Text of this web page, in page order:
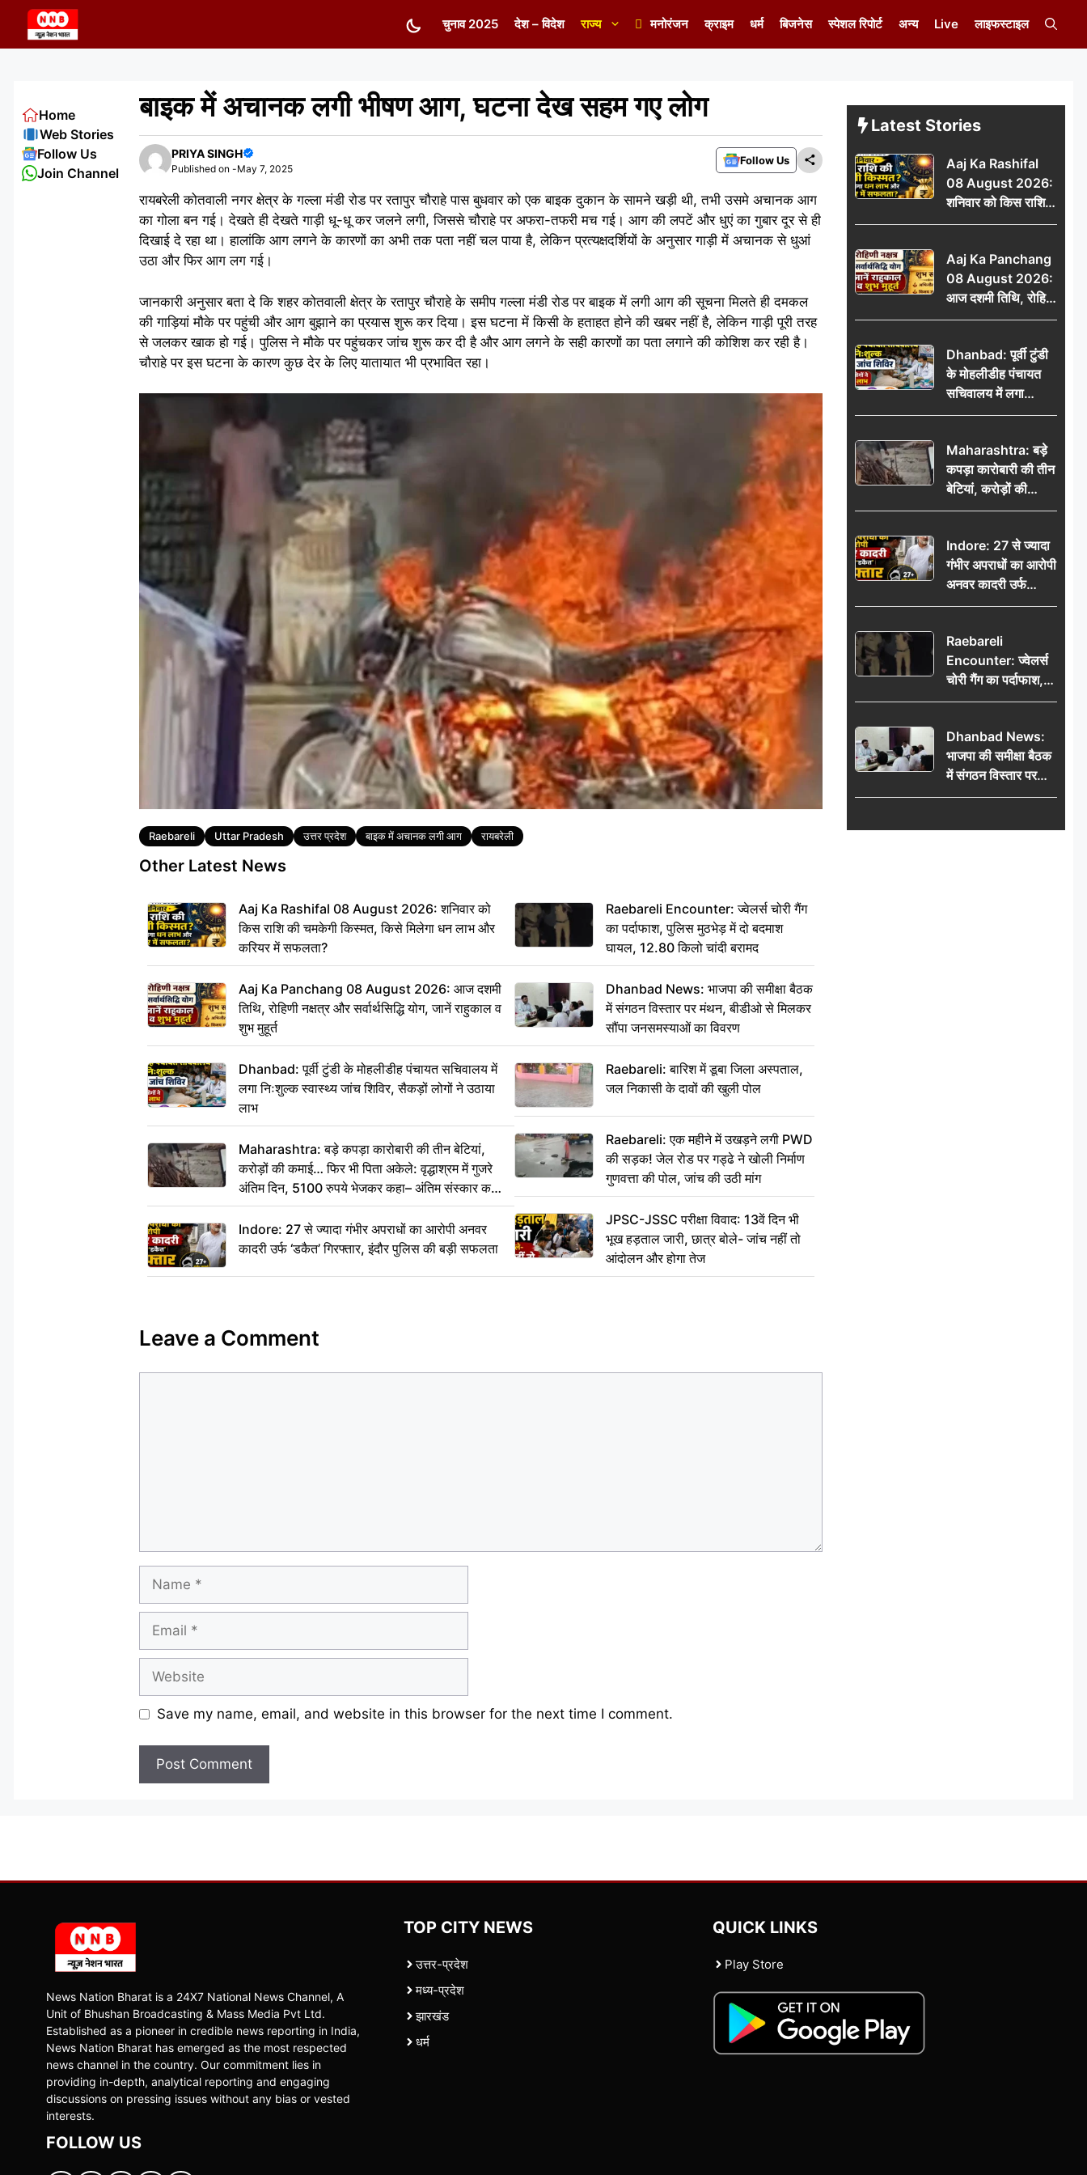
content
चुनाव 2025 देश – विदेश राज्य मनोरंजन क्राइम धर्म बिजनेस स्पेशल रिपोर्ट अन्य Live लाइफस्टाइल
बाइक में अचानक लगी भीषण आग, घटना देख सहम गए लोग
PRIYA SINGH
Published on -May 7, 2025
Follow Us
रायबरेली कोतवाली नगर क्षेत्र के गल्ला मंडी रोड पर रतापुर चौराहे पास बुधवार को एक बाइक दुकान के सामने खड़ी थी, तभी उसमे अचानक आग
का गोला बन गई। देखते ही देखते गाड़ी धू-धू कर जलने लगी, जिससे चौराहे पर अफरा-तफरी मच गई। आग की लपटें और धुएं का गुबार दूर से ही
दिखाई दे रहा था। हालांकि आग लगने के कारणों का अभी तक पता नहीं चल पाया है, लेकिन प्रत्यक्षदर्शियों के अनुसार गाड़ी में अचानक से धुआं
उठा और फिर आग लग गई।
जानकारी अनुसार बता दे कि शहर कोतवाली क्षेत्र के रतापुर चौराहे के समीप गल्ला मंडी रोड पर बाइक में लगी आग की सूचना मिलते ही दमकल
की गाड़ियां मौके पर पहुंची और आग बुझाने का प्रयास शुरू कर दिया। इस घटना में किसी के हताहत होने की खबर नहीं है, लेकिन गाड़ी पूरी तरह
से जलकर खाक हो गई। पुलिस ने मौके पर पहुंचकर जांच शुरू कर दी है और आग लगने के सही कारणों का पता लगाने की कोशिश कर रही है।
चौराहे पर इस घटना के कारण कुछ देर के लिए यातायात भी प्रभावित रहा।
Tags
Raebareli Uttar Pradesh उत्तर प्रदेश बाइक में अचानक लगी आग रायबरेली
Other Latest News
Aaj Ka Rashifal 08 August 2026: शनिवार को
किस राशि की चमकेगी किस्मत, किसे मिलेगा धन लाभ और
करियर में सफलता?
Aaj Ka Panchang 08 August 2026: आज दशमी
तिथि, रोहिणी नक्षत्र और सर्वार्थसिद्धि योग, जानें राहुकाल व
शुभ मुहूर्त
Dhanbad: पूर्वी टुंडी के मोहलीडीह पंचायत सचिवालय में
लगा निःशुल्क स्वास्थ्य जांच शिविर, सैकड़ों लोगों ने उठाया
लाभ
Maharashtra: बड़े कपड़ा कारोबारी की तीन बेटियां,
करोड़ों की कमाई… फिर भी पिता अकेले: वृद्धाश्रम में गुजरे
अंतिम दिन, 5100 रुपये भेजकर कहा– अंतिम संस्कार कर
दीजिए हम नहीं आ पाएंगे
Indore: 27 से ज्यादा गंभीर अपराधों का आरोपी अनवर
कादरी उर्फ ‘डकैत’ गिरफ्तार, इंदौर पुलिस की बड़ी सफलता
Raebareli Encounter: ज्वेलर्स चोरी गैंग
का पर्दाफाश, पुलिस मुठभेड़ में दो बदमाश
घायल, 12.80 किलो चांदी बरामद
Dhanbad News: भाजपा की समीक्षा बैठक
में संगठन विस्तार पर मंथन, बीडीओ से मिलकर
सौंपा जनसमस्याओं का विवरण
Raebareli: बारिश में डूबा जिला अस्पताल,
जल निकासी के दावों की खुली पोल
Raebareli: एक महीने में उखड़ने लगी PWD
की सड़क! जेल रोड पर गड्ढे ने खोली निर्माण
गुणवत्ता की पोल, जांच की उठी मांग
JPSC-JSSC परीक्षा विवाद: 13वें दिन भी
भूख हड़ताल जारी, छात्र बोले- जांच नहीं तो
आंदोलन और होगा तेज
Leave a Comment
Name
Email
Website
Save my name, email, and website in this browser for the next time I comment.
Home
Web Stories
Follow Us
Join Channel
Latest Stories
Aaj Ka Rashifal
08 August 2026:
शनिवार को किस राशि
की चमकेगी किस्मत,
और करियर में सफलता?
Aaj Ka Panchang
08 August 2026:
आज दशमी तिथि, रोहिणी
नक्षत्र और सर्वार्थसिद्धि
शुभ मुहूर्त
Dhanbad: पूर्वी टुंडी
के मोहलीडीह पंचायत
सचिवालय में लगा
निःशुल्क स्वास्थ्य जांच
उठाया लाभ
Maharashtra: बड़े
कपड़ा कारोबारी की तीन
बेटियां, करोड़ों की
कमाई… फिर भी पिता
अंतिम दिन, 5100 रुपये
भेजकर कहा– अंतिम
संस्कार कर दीजिए हम
नहीं आ पाएंगे
Indore: 27 से ज्यादा
गंभीर अपराधों का आरोपी
अनवर कादरी उर्फ
‘डकैत’ गिरफ्तार, इंदौर
Raebareli
Encounter: ज्वेलर्स
चोरी गैंग का पर्दाफाश,
पुलिस मुठभेड़ में दो
किलो चांदी बरामद
Dhanbad News:
भाजपा की समीक्षा बैठक
में संगठन विस्तार पर
मंथन, बीडीओ से
जनसमस्याओं का विवरण
News Nation Bharat is a 24X7 National News Channel, A
Unit of Bhushan Broadcasting & Mass Media Pvt Ltd.
Established as a pioneer in credible news reporting in India,
News Nation Bharat has emerged as the most respected
news channel in the country. Our commitment lies in
providing in-depth, analytical reporting and engaging
discussions on pressing issues without any bias or vested
interests.
FOLLOW US
TOP CITY NEWS
उत्तर-प्रदेश
मध्य-प्रदेश
झारखंड
धर्म
QUICK LINKS
Play Store